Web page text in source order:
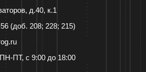
д.40, к.1
(доб. 208; 228; 215)
ПТ, с 9:00 до 18:00